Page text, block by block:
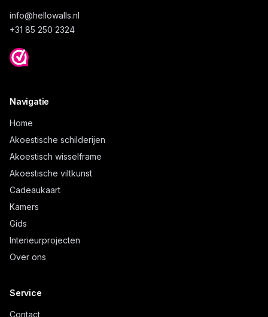
info@hellowalls.nl
+31 85 250 2324
Navigatie
Home
Akoestische schilderijen
Akoestisch wisselframe
Akoestische viltkunst
Cadeaukaart
Kamers
Gids
Interieurprojecten
Over ons
Service
Contact